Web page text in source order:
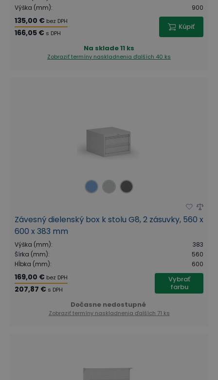
Výška (mm): 900
135,00 € bez DPH
166,05 € s DPH
Kúpiť
Na sklade11 ks
Zobraziť termíny naskladnenia ďalších 40 ks
Závesný dielenský box k stolu G8, 2 zásuvky, 560 x
600 x 383 mm
Výška (mm):
383
Šírka (mm):
560
Hĺbka (mm): 600
169,00 € bez DPH
207,87 € s DPH
Vybrať
farbu
Dočasne nedostupné
Zobraziť termíny naskladnenia ďalších 71 ks